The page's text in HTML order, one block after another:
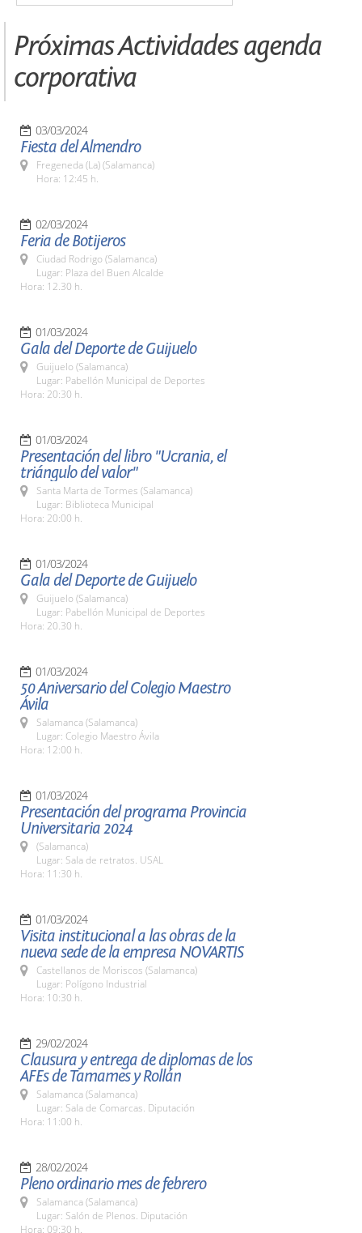
Próximas Actividades agenda
corporativa
03/03/2024
Fiesta del Almendro
Fregeneda (La) (Salamanca)
Hora: 12:45 h.
02/03/2024
Feria de Botijeros
Ciudad Rodrigo (Salamanca)
Lugar: Plaza del Buen Alcalde
Hora: 12.30 h.
01/03/2024
Gala del Deporte de Guijuelo
Guijuelo (Salamanca)
Lugar: Pabellón Municipal de Deportes
Hora: 20:30 h.
01/03/2024
Presentación del libro "Ucrania, el
triángulo del valor"
Santa Marta de Tormes (Salamanca)
Lugar: Biblioteca Municipal
Hora: 20:00 h.
01/03/2024
Gala del Deporte de Guijuelo
Guijuelo (Salamanca)
Lugar: Pabellón Municipal de Deportes
Hora: 20.30 h.
01/03/2024
50 Aniversario del Colegio Maestro
Ávila
Salamanca (Salamanca)
Lugar: Colegio Maestro Ávila
Hora: 12:00 h.
01/03/2024
Presentación del programa Provincia
Universitaria 2024
(Salamanca)
Lugar: Sala de retratos. USAL
Hora: 11:30 h.
01/03/2024
Visita institucional a las obras de la
nueva sede de la empresa NOVARTIS
Castellanos de Moriscos (Salamanca)
Lugar: Polígono Industrial
Hora: 10:30 h.
29/02/2024
Clausura y entrega de diplomas de los
AFEs de Tamames y Rollán
Salamanca (Salamanca)
Lugar: Sala de Comarcas. Diputación
Hora: 11:00 h.
28/02/2024
Pleno ordinario mes de febrero
Salamanca (Salamanca)
Lugar: Salón de Plenos. Diputación
Hora: 09:30 h.